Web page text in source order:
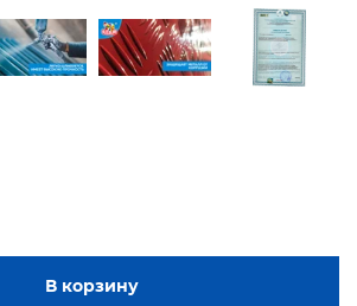
В корзину